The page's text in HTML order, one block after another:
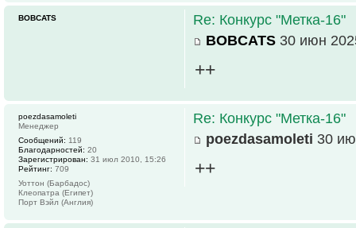
Re: Конкурс "Метка-16"
BOBCATS 30 июн
++
BOBCATS
Re: Конкурс "Метка-16"
poezdasamoleti 30
++
poezdasamoleti
Менеджер
Сообщений: 119
Благодарностей: 20
Зарегистрирован: 31 июл 2010, 15:26
Рейтинг: 709
Уоттон (Барбадос)
Клеопатра (Египет)
Порт Вэйл (Англия)